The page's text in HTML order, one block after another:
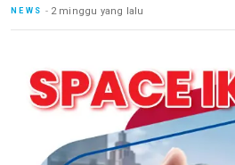
NEWS 2 minggu yang lalu